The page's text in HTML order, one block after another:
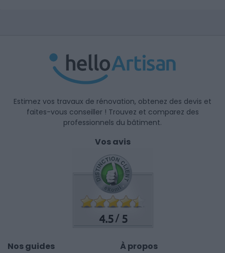
Estimez vos travaux de rénovation, obtenez des devis et
faites-vous conseiller ! Trouvez et comparez des
professionnels du bâtiment.
Vos avis
4.5 /5
Nos guides À propos